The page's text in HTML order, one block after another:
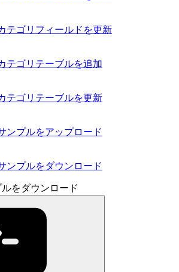
テゴリフィールドを更新
テゴリテーブルを追加
テゴリテーブルを更新
ンプルをアップロード
ンプルをダウンロード
をダウンロード